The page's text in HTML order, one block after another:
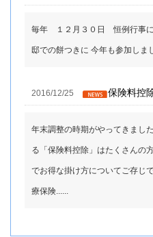
毎年 １２月３０日 恒例行事に
邸での餅つきに 今年も参加
2016/12/25 保険料控
年末調整の時期がやってきまし
る「保険料控除」はたくさんの
でお得な掛け方についてご存じ
療保険......